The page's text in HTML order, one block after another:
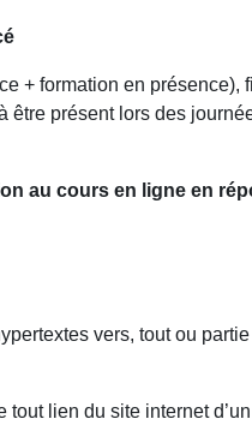
+ formation en
présent lors des
au cours en ligne en
vers, tout ou
lien du site internet